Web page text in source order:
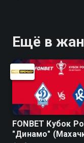
Ещё в
FONBET Кубок
"Динамо"